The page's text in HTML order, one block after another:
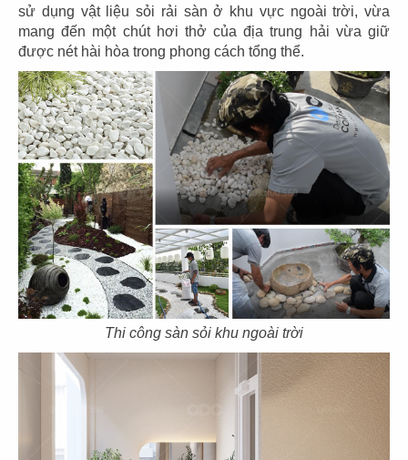
sử dụng vật liệu sỏi rải sàn ở khu vực ngoài trời, vừa
mang đến một chút hơi thở của địa trung hải vừa giữ
được nét hài hòa trong phong cách tổng thể.
Thi công sàn sỏi khu ngoài trời
77
HẢI SẢN HOÀNG GIA
CN Ba tháng hai - Q.10
78
HẢI SẢN HOÀNG GIA
CN Nguyễn Văn Linh - Q.7
79
HẢI SẢN HOÀNG GIA
CN Phạm Văn Nghị - Q.7
80
HẢI SẢN HOÀNG GIA
CN Quốc Hương - Q.2